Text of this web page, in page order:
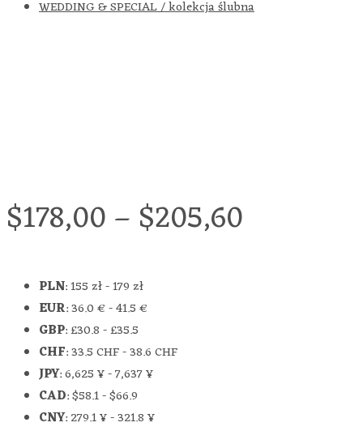
WEDDING & SPECIAL / kolekcja ślubna
$178,00–$205,60
PLN:155 zł-179 zł
EUR:36.0 €-41.5 €
GBP:£30.8-£35.5
CHF:33.5 CHF-38.6 CHF
JPY:6,625 ¥-7,637 ¥
CAD:$58.1-$66.9
CNY:279.1 ¥-321.8 ¥